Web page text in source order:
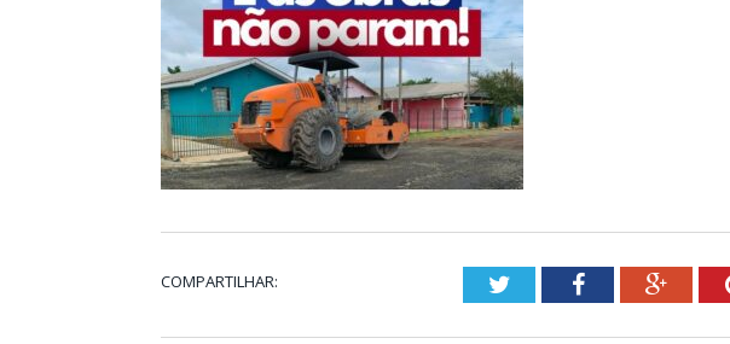
COMPARTILHAR: TwitterFacebook